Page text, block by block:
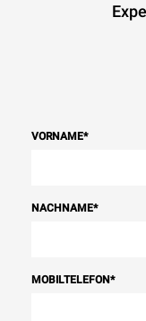
VORNAME*
NACHNAME*
MOBILTELEFON*